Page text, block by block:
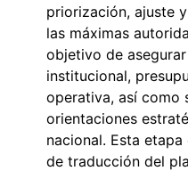
priorización, ajuste
las máximas
objetivo de
institucional,
operativa, así como
orientaciones
nacional. Esta
de traducción del